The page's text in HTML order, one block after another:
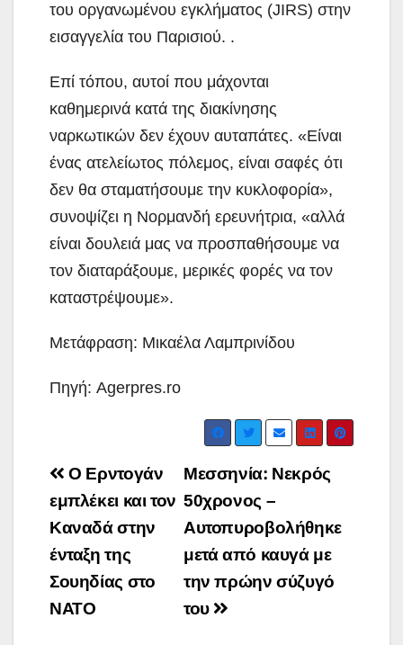
του οργανωμένου εγκλήματος (JIRS) στην
εισαγγελία του Παρισιού. .
Επί τόπου, αυτοί που μάχονται
καθημερινά κατά της διακίνησης
ναρκωτικών δεν έχουν αυταπάτες. «Είναι
ένας ατελείωτος πόλεμος, είναι σαφές ότι
δεν θα σταματήσουμε την κυκλοφορία»,
συνοψίζει η Νορμανδή ερευνήτρια, «αλλά
είναι δουλειά μας να προσπαθήσουμε να
τον διαταράξουμε, μερικές φορές να τον
καταστρέψουμε».
Μετάφραση: Μικαέλα Λαμπρινίδου
Πηγή: Agerpres.ro
Post
navigation
Μεσσηνία: Νεκρός
50χρονος –
Αυτοπυροβολήθηκε
μετά από καυγά με
την πρώην σύζυγό
του
Ο Ερντογάν
εμπλέκει και τον
Καναδά στην
ένταξη της
Σουηδίας στο
ΝΑΤΟ